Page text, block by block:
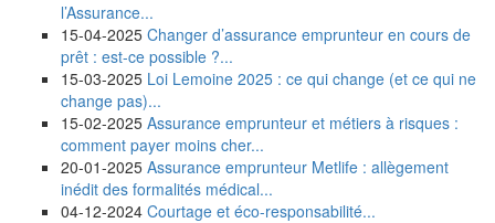
l’Assurance...
15-04-2025 Changer d’assurance emprunteur en cours de
prêt : est-ce possible ?...
15-03-2025 Loi Lemoine 2025 : ce qui change (et ce qui ne
change pas)...
15-02-2025 Assurance emprunteur et métiers à risques :
comment payer moins cher...
20-01-2025 Assurance emprunteur Metlife : allègement
inédit des formalités médical...
04-12-2024 Courtage et éco-responsabilité...